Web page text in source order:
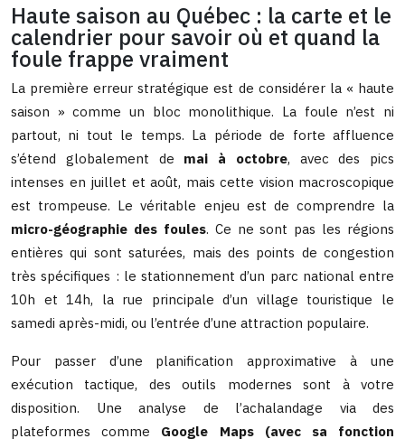
Haute saison au Québec : la carte et le
calendrier pour savoir où et quand la
foule frappe vraiment
La première erreur stratégique est de considérer la « haute
saison » comme un bloc monolithique. La foule n’est ni
partout, ni tout le temps. La période de forte affluence
s’étend globalement de mai à octobre, avec des pics
intenses en juillet et août, mais cette vision macroscopique
est trompeuse. Le véritable enjeu est de comprendre la
micro-géographie des foules. Ce ne sont pas les régions
entières qui sont saturées, mais des points de congestion
très spécifiques : le stationnement d’un parc national entre
10h et 14h, la rue principale d’un village touristique le
samedi après-midi, ou l’entrée d’une attraction populaire.
Pour passer d’une planification approximative à une
exécution tactique, des outils modernes sont à votre
disposition. Une analyse de l’achalandage via des
plateformes comme Google Maps (avec sa fonction